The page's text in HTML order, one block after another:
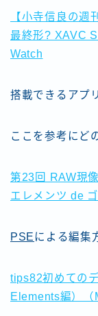
【小寺信良の
最終形? XAVC
Watch
搭載できるアプ
ここを参考にど
第23回 RAW現
エレメンツ de ゴ
PSE による編集
tips82初めての
Elements編）（